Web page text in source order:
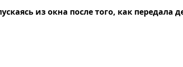
из окна после того, как передала